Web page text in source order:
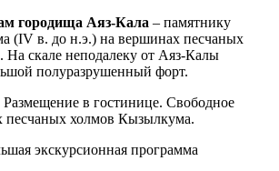
городища Аяз-Кала – памятнику
(IV в. до н.э.) на вершинах песчаных
. На скале неподалеку от Аяз-Калы
полуразрушенный форт.
Размещение в гостинице. Свободное
песчаных холмов Кызылкума.
экскурсионная программа